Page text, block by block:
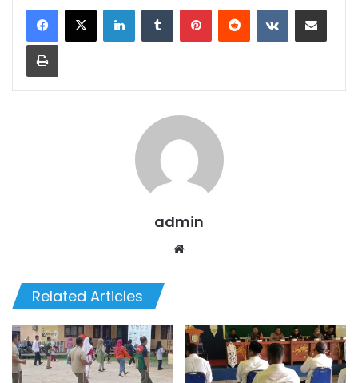
admin
Related Articles